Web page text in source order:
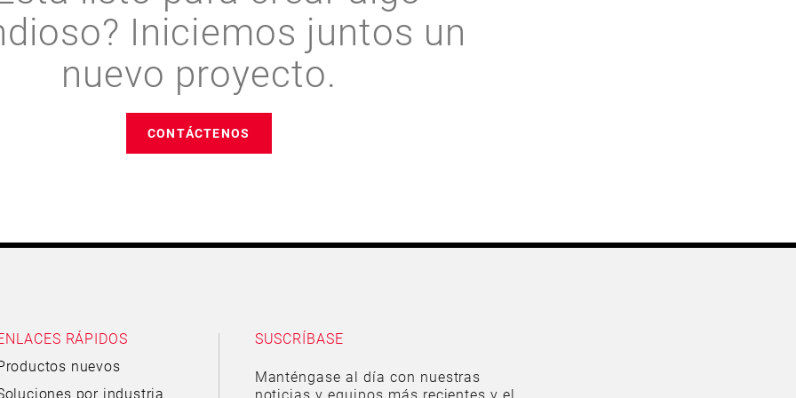
Iniciemos juntos un
nuevo proyecto.
CONTÁCTENOS
RÁPIDOS
nuevos
por industria
SUSCRÍBASE
Manténgase al día con nuestras
noticias y equipos más recientes y el